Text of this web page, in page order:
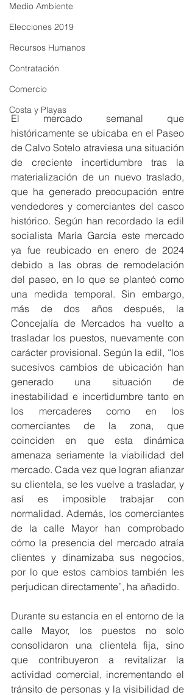
Medio Ambiente
Elecciones 2019
Recursos Humanos
Contratación
Comercio
Costa y Playas
El mercado semanal que
históricamente se ubicaba en el Paseo
de Calvo Sotelo atraviesa una situación
de creciente incertidumbre tras la
materialización de un nuevo traslado,
que ha generado preocupación entre
vendedores y comerciantes del casco
histórico. Según han recordado la edil
socialista María García este mercado
ya fue reubicado en enero de 2024
debido a las obras de remodelación
del paseo, en lo que se planteó como
una medida temporal. Sin embargo,
más de dos años después, la
Concejalía de Mercados ha vuelto a
trasladar los puestos, nuevamente con
carácter provisional. Según la edil, “los
sucesivos cambios de ubicación han
generado una situación de
inestabilidad e incertidumbre tanto en
los mercaderes como en los
comerciantes de la zona, que
coinciden en que esta dinámica
amenaza seriamente la viabilidad del
mercado. Cada vez que logran afianzar
su clientela, se les vuelve a trasladar, y
así es imposible trabajar con
normalidad. Además, los comerciantes
de la calle Mayor han comprobado
cómo la presencia del mercado atraía
clientes y dinamizaba sus negocios,
por lo que estos cambios también les
perjudican directamente”, ha añadido.
Durante su estancia en el entorno de la
calle Mayor, los puestos no solo
consolidaron una clientela fija, sino
que contribuyeron a revitalizar la
actividad comercial, incrementando el
tránsito de personas y la visibilidad de